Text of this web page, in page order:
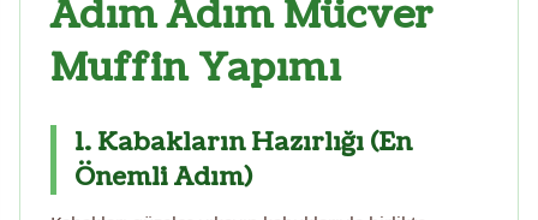
Adım Adım Mücver
Muffin Yapımı
1. Kabakların Hazırlığı (En
Önemli Adım)